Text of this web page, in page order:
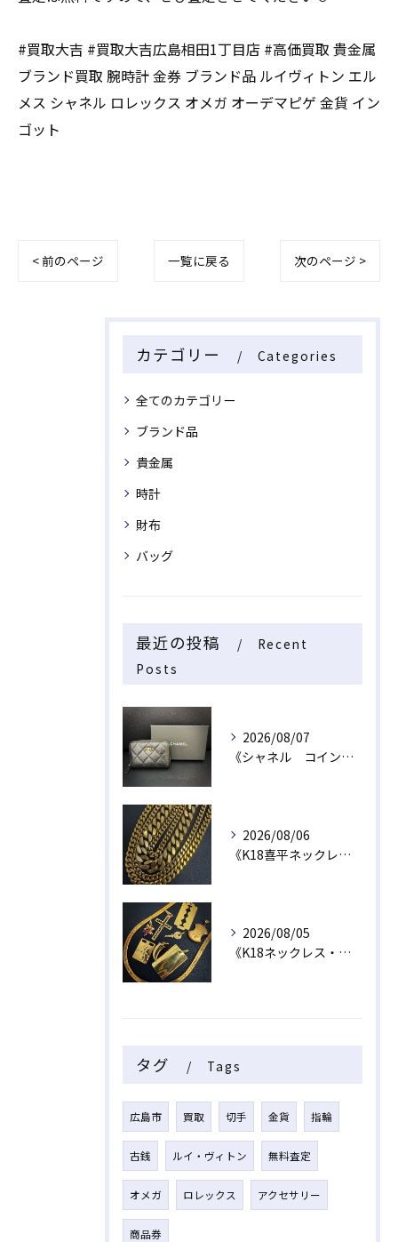
#買取大吉 #買取大吉広島相田1丁目店 #高価買取 貴金属
ブランド買取 腕時計 金券 ブランド品 ルイヴィトン エル
メス シャネル ロレックス オメガ オーデマピゲ 金貨 イン
ゴット
< 前のページ 一覧に戻る 次のページ >
カテゴリー Categories
全てのカテゴリー
ブランド品
貴金属
時計
財布
バッグ
最近の投稿
Recent
Posts
2026/08/07
《シャネル コインケース》
2026/08/06
《K18喜平ネックレス・ブレスレット》
2026/08/05
《K18ネックレス・トップ》
タグ Tags
広島市 買取 切手 金貨 指輪
古銭 ルイ・ヴィトン 無料査定
オメガ ロレックス アクセサリー
商品券